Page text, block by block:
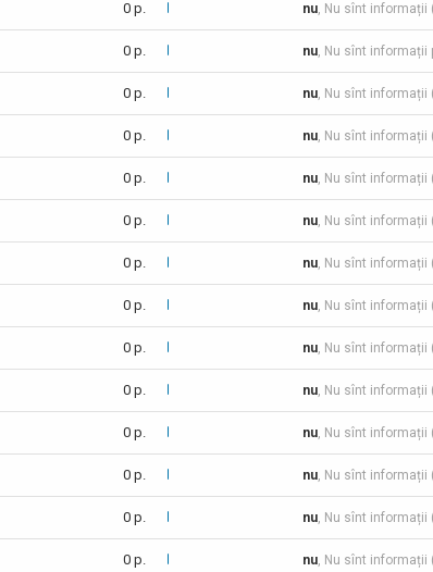
0 p. nu, Nu sînt informații
0 p. nu, Nu sînt informații
0 p. nu, Nu sînt informații
0 p. nu, Nu sînt informații
0 p. nu, Nu sînt informații
0 p. nu, Nu sînt informații
0 p. nu, Nu sînt informații
0 p. nu, Nu sînt informații
0 p. nu, Nu sînt informații
0 p. nu, Nu sînt informații
0 p. nu, Nu sînt informații
0 p. nu, Nu sînt informații
0 p. nu, Nu sînt informații
0 p. nu, Nu sînt informații